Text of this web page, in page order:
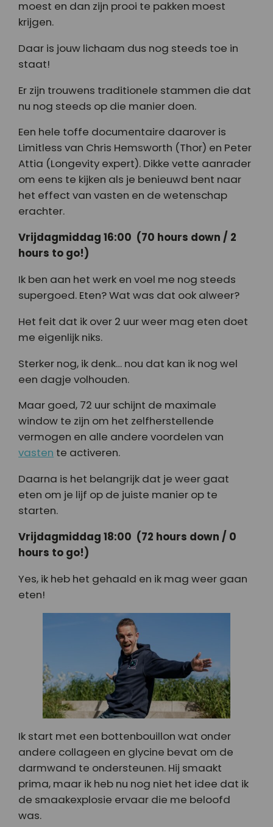
moest en dan zijn prooi te pakken moest
krijgen.
Daar is jouw lichaam dus nog steeds toe in
staat!
Er zijn trouwens traditionele stammen die dat
nu nog steeds op die manier doen.
Een hele toffe documentaire daarover is
Limitless van Chris Hemsworth (Thor) en Peter
Attia (Longevity expert). Dikke vette aanrader
om eens te kijken als je benieuwd bent naar
het effect van vasten en de wetenschap
erachter.
Vrijdagmiddag 16:00 (70 hours down / 2
hours to go!)
Ik ben aan het werk en voel me nog steeds
supergoed. Eten? Wat was dat ook alweer?
Het feit dat ik over 2 uur weer mag eten doet
me eigenlijk niks.
Sterker nog, ik denk… nou dat kan ik nog wel
een dagje volhouden.
Maar goed, 72 uur schijnt de maximale
window te zijn om het zelfherstellende
vermogen en alle andere voordelen van
vasten te activeren.
Daarna is het belangrijk dat je weer gaat
eten om je lijf op de juiste manier op te
starten.
Vrijdagmiddag 18:00 (72 hours down / 0
hours to go!)
Yes, ik heb het gehaald en ik mag weer gaan
eten!
Ik start met een bottenbouillon wat onder
andere collageen en glycine bevat om de
darmwand te ondersteunen. Hij smaakt
prima, maar ik heb nu nog niet het idee dat ik
de smaakexplosie ervaar die me beloofd
was.